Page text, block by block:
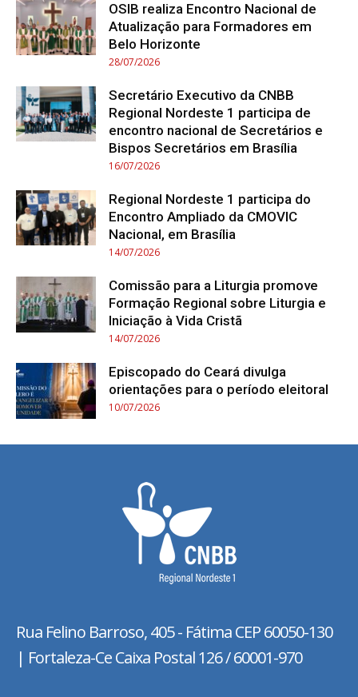
OSIB realiza Encontro Nacional de
Atualização para Formadores em
Belo Horizonte
28/07/2026
Secretário Executivo da CNBB
Regional Nordeste 1 participa de
encontro nacional de Secretários e
Bispos Secretários em Brasília
16/07/2026
Regional Nordeste 1 participa do
Encontro Ampliado da CMOVIC
Nacional, em Brasília
14/07/2026
Comissão para a Liturgia promove
Formação Regional sobre Liturgia e
Iniciação à Vida Cristã
14/07/2026
Episcopado do Ceará divulga
orientações para o período eleitoral
10/07/2026
Rua Felino Barroso, 405 - FátimaCEP 60050-130
| Fortaleza-Ce Caixa Postal 126 / 60001-970